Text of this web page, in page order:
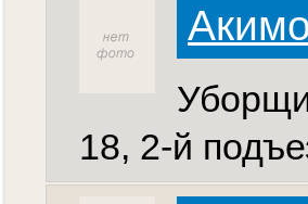
18, 2-й